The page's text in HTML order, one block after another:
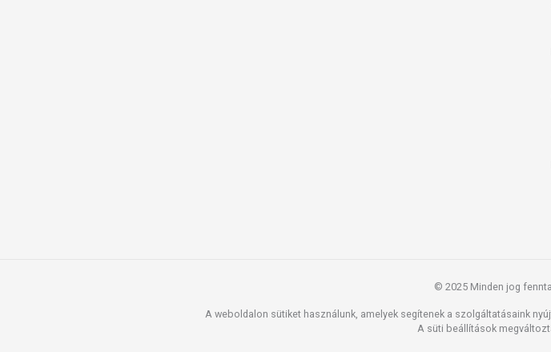
© 2025 Minden jog
A weboldalon sütiket használunk, amelyek segítenek a szolgáltatásaink
A süti beállítások